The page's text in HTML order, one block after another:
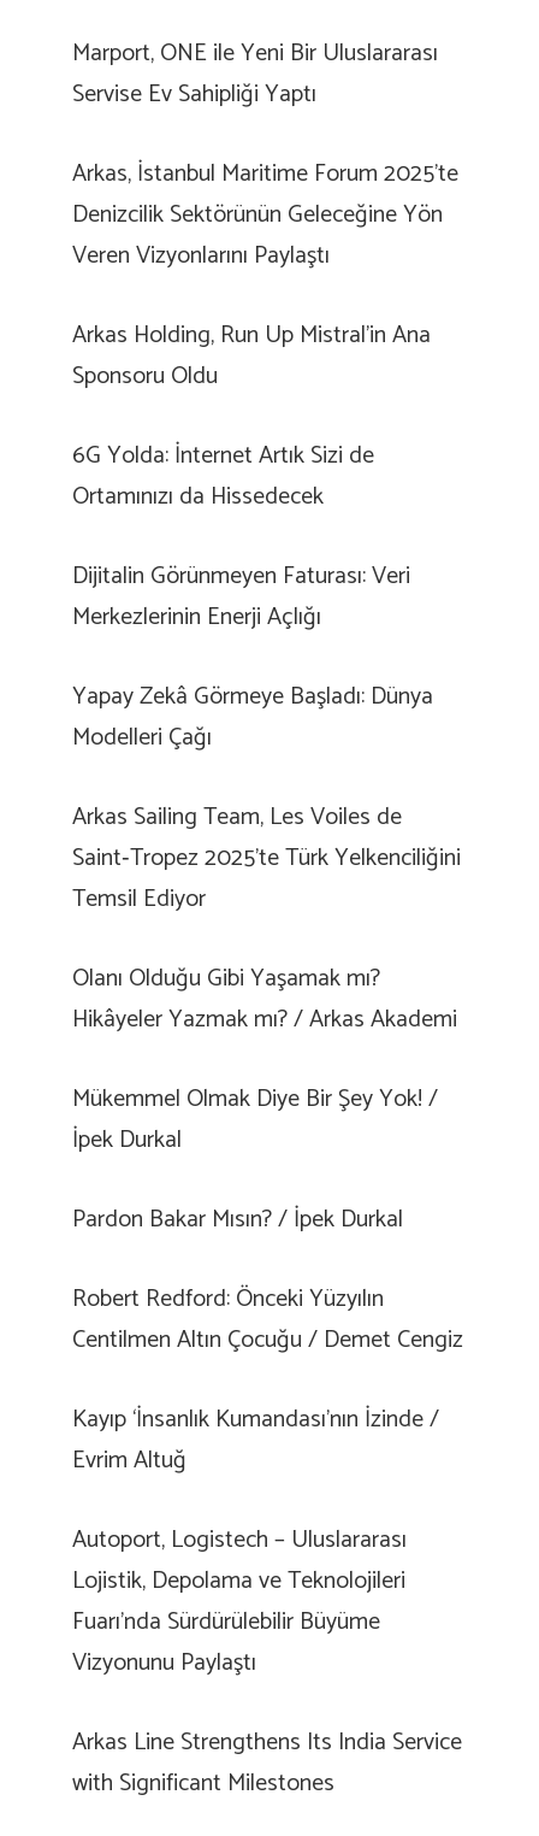
Marport, ONE ile Yeni Bir Uluslararası
Servise Ev Sahipliği Yaptı
Arkas, İstanbul Maritime Forum 2025’te
Denizcilik Sektörünün Geleceğine Yön
Veren Vizyonlarını Paylaştı
Arkas Holding, Run Up Mistral’in Ana
Sponsoru Oldu
6G Yolda: İnternet Artık Sizi de
Ortamınızı da Hissedecek
Dijitalin Görünmeyen Faturası: Veri
Merkezlerinin Enerji Açlığı
Yapay Zekâ Görmeye Başladı: Dünya
Modelleri Çağı
Arkas Sailing Team, Les Voiles de
Saint‑Tropez 2025’te Türk Yelkenciliğini
Temsil Ediyor
Olanı Olduğu Gibi Yaşamak mı?
Hikâyeler Yazmak mı? / Arkas Akademi
Mükemmel Olmak Diye Bir Şey Yok! /
İpek Durkal
Pardon Bakar Mısın? / İpek Durkal
Robert Redford: Önceki Yüzyılın
Centilmen Altın Çocuğu / Demet Cengiz
Kayıp ‘İnsanlık Kumandası’nın İzinde /
Evrim Altuğ
Autoport, Logistech – Uluslararası
Lojistik, Depolama ve Teknolojileri
Fuarı’nda Sürdürülebilir Büyüme
Vizyonunu Paylaştı
Arkas Line Strengthens Its India Service
with Significant Milestones